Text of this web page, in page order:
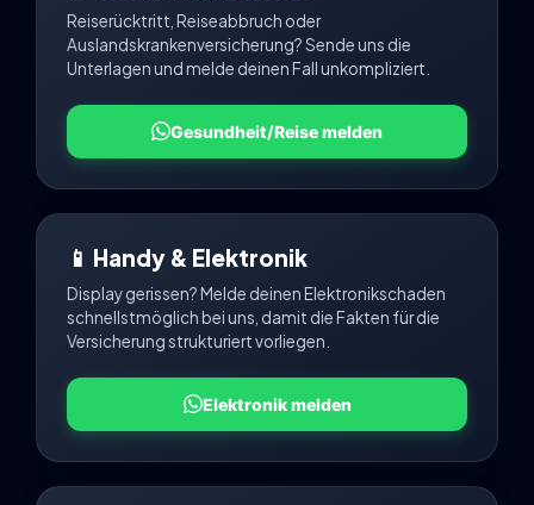
Reiserücktritt, Reiseabbruch oder
Auslandskrankenversicherung? Sende uns die
Unterlagen und melde deinen Fall unkompliziert.
Gesundheit/Reise melden
📱 Handy & Elektronik
Display gerissen? Melde deinen Elektronikschaden
schnellstmöglich bei uns, damit die Fakten für die
Versicherung strukturiert vorliegen.
Elektronik melden